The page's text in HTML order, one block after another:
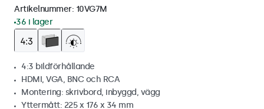
Artikelnummer: 10VG7M
36 i lager
4:3 bildförhållande
HDMI, VGA, BNC och RCA
Montering: skrivbord, inbyggd, vägg
Yttermått: 225 x 176 x 34 mm